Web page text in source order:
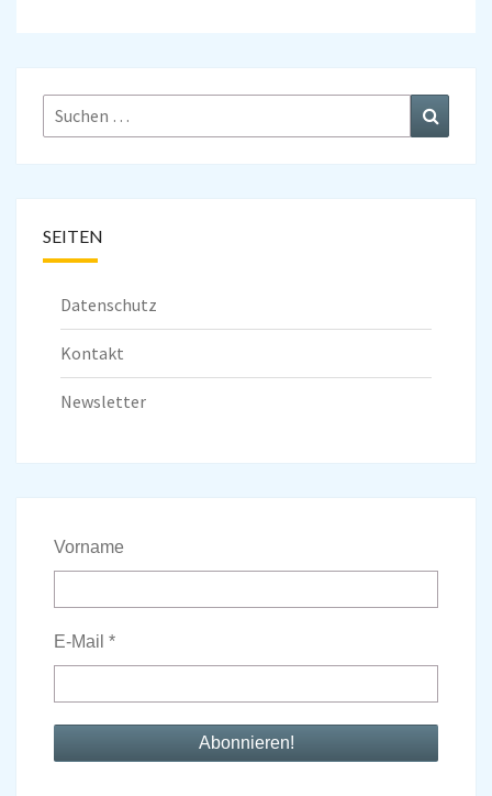
Suchen
nach:
SEITEN
Datenschutz
Kontakt
Newsletter
Vorname
E-Mail *